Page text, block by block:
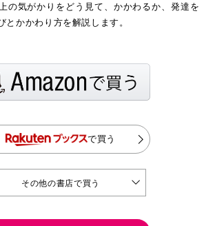
の気がかりをどう見て、かかわるか、発達を
とかかわり方を解説します。
で買う
その他の書店で買う